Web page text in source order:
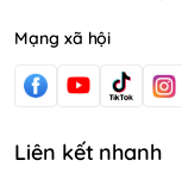
Mạng xã hội
Liên kết nhanh